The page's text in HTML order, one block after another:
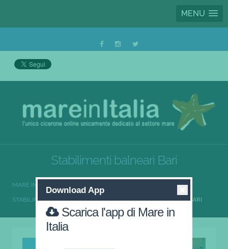
MENU
Stabilimenti balneari Bari
MARE IN ITALIA
STABILIMENTI BALNEARI PUGLIA STABILIMENTI BALNEARI BARI
Download App
Scarica l'app di Mare in
Italia